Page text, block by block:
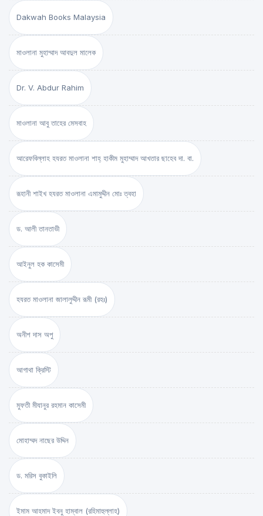
Dakwah Books Malaysia
মাওলানা মুহাম্মাদ আবদুল মালেক
Dr. V. Abdur Rahim
মাওলানা আবু তাহের মেসবাহ
আরেফবিল্লাহ হযরত মাওলানা শাহ্ হাকীম মুহাম্মাদ আখতার ছাহেব দা. বা.
রূহানী শাইখ হযরত মাওলানা এমামুদ্দীন মোঃ ত্বহা
ড. আলী তানতাভী
আইনুল হক কাসেমী
হযরত মাওলানা জালালুদ্দীন রূমী (রহঃ)
অনীশ দাস অপু
আগাথা ক্রিস্টি
মুফতী মীযানুর রহমান কাসেমী
মোহাম্মদ নাছের উদ্দিন
ড. মরিস বুকাইলি
ইমাম আহমাদ ইবনু হাম্বাল (রহিমাহুল্লাহ)